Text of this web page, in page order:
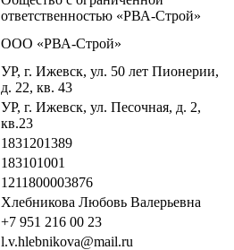
ответственностью «РВА-Строй»
ООО «РВА-Строй»
УР, г. Ижевск, ул. 50 лет Пионерии,
д. 22, кв. 43
УР, г. Ижевск, ул. Песочная, д. 2,
кв.23
1831201389
183101001
1211800003876
Хлебникова Любовь Валерьевна
+7 951 216 00 23
l.v.hlebnikova@mail.ru